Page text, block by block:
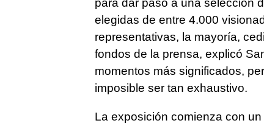
elegidas de entre 4.000
representativas, la mayoría,
fondos de la prensa, explicó
momentos más significados,
imposible ser tan exhaustivo.
La exposición comienza con